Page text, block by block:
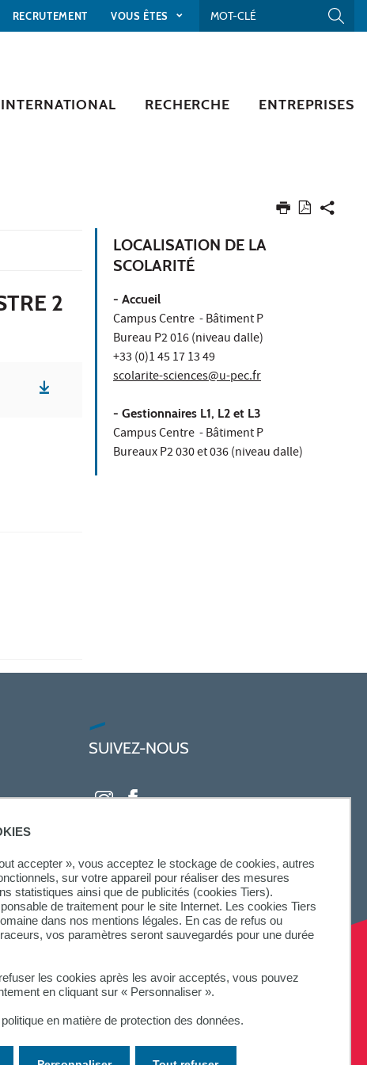
accepter », vous acceptez le stockage de cookies, autres
sur votre appareil pour réaliser des mesures
statistiques ainsi que de publicités (cookies Tiers).
de traitement pour le site Internet. Les cookies Tiers
dans nos mentions légales. En cas de refus ou
vos paramètres seront sauvegardés pour une durée
les cookies après les avoir acceptés, vous pouvez
en cliquant sur « Personnaliser ».
en matière de protection des données.
RECRUTEMENT VOUS ÊTES
INTERNATIONAL RECHERCHE ENTREPRISES
2
LOCALISATION DE LA
SCOLARITÉ
- Accueil
Campus Centre - Bâtiment P
Bureau P2 016 (niveau dalle)
+33 (0)1 45 17 13 49
scolarite-sciences@u-pec.fr
- Gestionnaires L1, L2 et L3
Campus Centre - Bâtiment P
Bureaux P2 030 et 036 (niveau dalle)
SUIVEZ-NOUS